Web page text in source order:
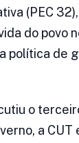
(PEC
do povo
política de
o
a